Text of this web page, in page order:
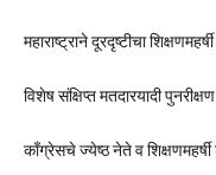
महाराष्ट्राने दूरदृष्टीचा
विशेष संक्षिप्त मतदारयादी
काँग्रेसचे ज्येष्ठ नेते व शिक्षणमहर्षी